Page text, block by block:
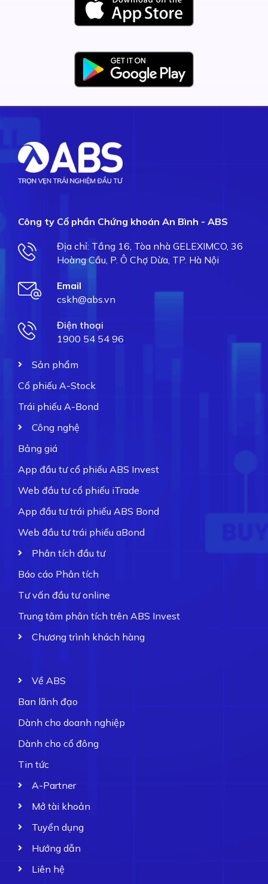
Công ty Cổ phần Chứng khoán An Bình - ABS
Địa chỉ: Tầng 16, Tòa nhà GELEXIMCO, 36
Hoàng Cầu, P. Ô Chợ Dừa, TP. Hà Nội
Email
cskh@abs.vn
Điện thoại
1900 54 54 96
Sản phẩm
Cổ phiếu A-Stock
Trái phiếu A-Bond
Công nghệ
Bảng giá
App đầu tư cổ phiếu ABS Invest
Web đầu tư cổ phiếu iTrade
App đầu tư trái phiếu ABS Bond
Web đầu tư trái phiếu aBond
Phân tích đầu tư
Báo cáo Phân tích
Tư vấn đầu tư online
Trung tâm phân tích trên ABS Invest
Chương trình khách hàng
Về ABS
Ban lãnh đạo
Dành cho doanh nghiệp
Dành cho cổ đông
Tin tức
A-Partner
Mở tài khoản
Tuyển dụng
Hướng dẫn
Liên hệ